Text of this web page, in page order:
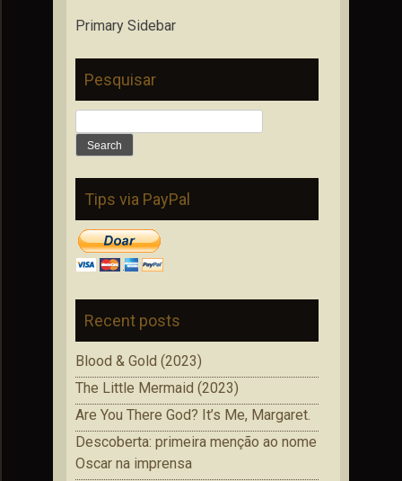
Primary Sidebar
Pesquisar
for:
Tips via PayPal
Recent posts
Blood & Gold (2023)
The Little Mermaid (2023)
Are You There God? It’s Me, Margaret.
Descoberta: primeira menção ao nome
Oscar na imprensa